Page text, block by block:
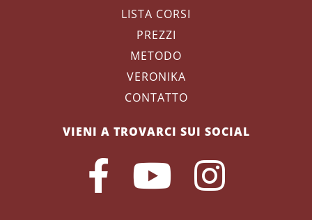
LISTA CORSI
PREZZI
METODO
VERONIKA
CONTATTO
VIENI A TROVARCI SUI SOCIAL